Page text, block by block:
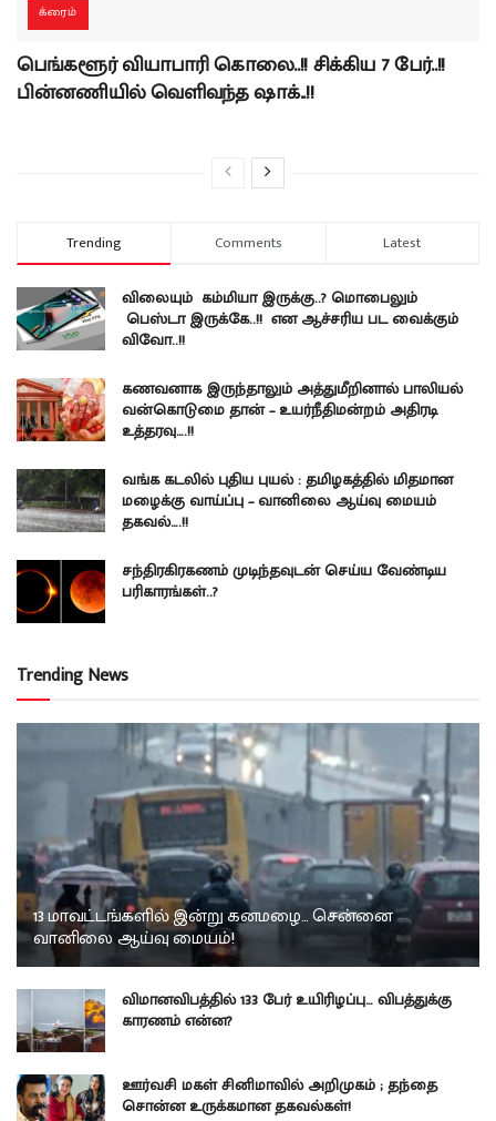
க்ரைம்
பெங்களூர் வியாபாரி கொலை..!! சிக்கிய 7 பேர்..!!
பின்னணியில் வெளிவந்த ஷாக்..!!
Trending Comments Latest
விலையும் கம்மியா இருக்கு..? மொபைலும்
பெஸ்டா இருக்கே..!! என ஆச்சரிய பட வைக்கும்
விவோ..!!
கணவனாக இருந்தாலும் அத்துமீறினால் பாலியல்
வன்கொடுமை தான் – உயர்நீதிமன்றம் அதிரடி
உத்தரவு….!!
வங்க கடலில் புதிய புயல் : தமிழகத்தில் மிதமான
மழைக்கு வாய்ப்பு – வானிலை ஆய்வு மையம்
தகவல்….!!
சந்திரகிரகணம் முடிந்தவுடன் செய்ய வேண்டிய
பரிகாரங்கள்..?
Trending News
13 மாவட்டங்களில் இன்று கனமழை… சென்னை
வானிலை ஆய்வு மையம்!
விமானவிபத்தில் 133 பேர் உயிரிழப்பு… விபத்துக்கு
காரணம் என்ன?
ஊர்வசி மகள் சினிமாவில் அறிமுகம் ; தந்தை
சொன்ன உருக்கமான தகவல்கள்!